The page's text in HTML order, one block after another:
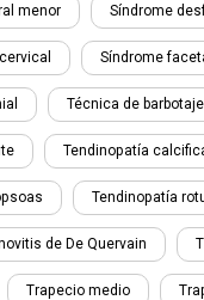
menor Síndrome
Síndrome
Técnica de barbotaje
Tendinopatía
Tendinopatía
de De Quervain
Trapecio medio